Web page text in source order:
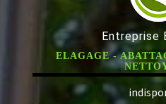
Entreprise
ELAGAGE -